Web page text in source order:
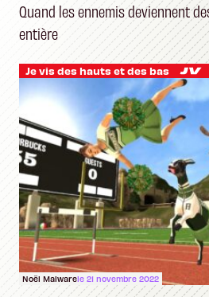
Quand les ennemis deviennent
entière
Je vis des hauts et des bas
Noël Malwarele 21 novembre 2022